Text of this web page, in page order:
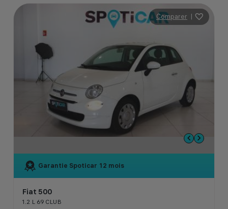
Comparer |
Garantie Spoticar 12 mois
Fiat 500
1.2 L 69 CLUB